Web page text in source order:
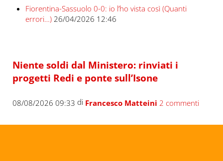
Fiorentina-Sassuolo 0-0: io l’ho vista così (Quanti
errori…) 26/04/2026 12:46
Niente soldi dal Ministero: rinviati i
progetti Redi e ponte sull’Isone
08/08/2026 09:33 di Francesco Matteini 2 commenti